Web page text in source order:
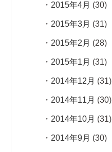
2015年4月 (30)
2015年3月 (31)
2015年2月 (28)
2015年1月 (31)
2014年12月 (31)
2014年11月 (30)
2014年10月 (31)
2014年9月 (30)